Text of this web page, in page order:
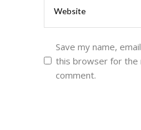
Save my name,
this browser for the
comment.